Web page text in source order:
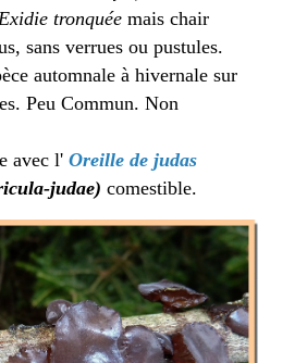
tronquée mais chair
sans verrues ou pustules.
automnale à hivernale sur
Peu Commun. Non
avec l' Oreille de judas
judae) comestible.